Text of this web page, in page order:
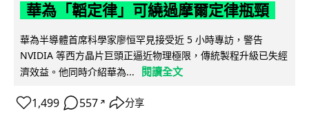
華為「韜定律」可繞過摩爾定律瓶頸
華為半導體首席科學家廖恒罕見接受近 5 小時專訪，警告
NVIDIA 等西方晶片巨頭正逼近物理極限，傳統製程升級已失經
濟效益。他同時介紹華為...
閱讀全文
1,499 557 ↗ 分享